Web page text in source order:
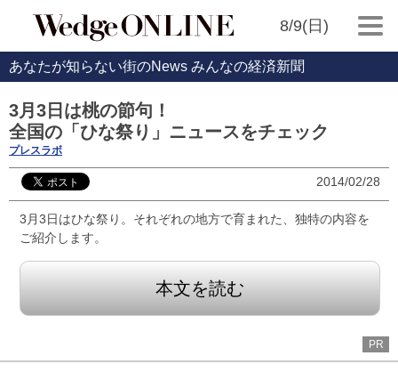
8/9(日)
あなたが知らない街のNews みんなの経済新聞
3月3日は桃の節句！
全国の「ひな祭り」ニュースをチェック
プレスラボ
2014/02/28
3月3日はひな祭り。それぞれの地方で育まれた、独特の内容を
ご紹介します。
本文を読む
PR